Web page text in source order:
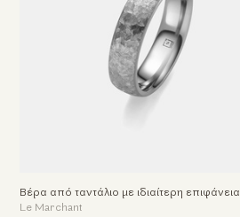
Βέρα από ταντάλιο με ιδιαίτερη επιφάνεια
Le Marchant